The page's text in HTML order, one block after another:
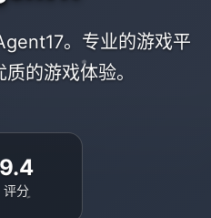
。专业的游戏平
的游戏体验。
评分